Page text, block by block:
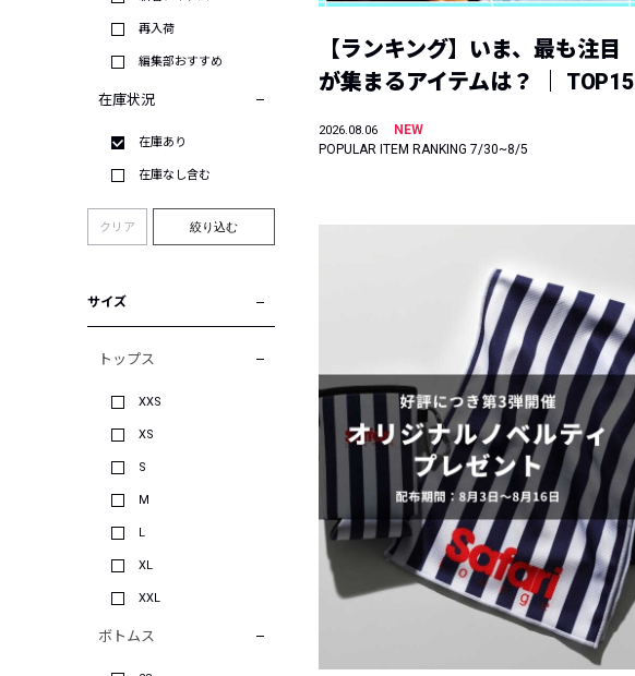
再入荷
編集部おすすめ
在庫状況
在庫あり
在庫なし含む
クリア 絞り込む
サイズ
トップス
XXS
XS
S
M
L
XL
XXL
ボトムス
【ランキング】いま、最も注目
が集まるアイテムは？ ｜ TOP15
2026.08.06
NEW
POPULAR ITEM RANKING 7/30~8/5